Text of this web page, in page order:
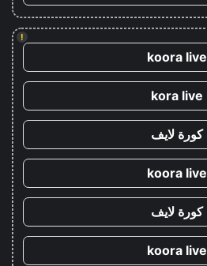
!
koora live
kora live
كورة لايف
koora live
كورة لايف
koora live